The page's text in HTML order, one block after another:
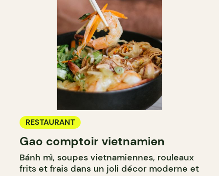
RESTAURANT
Gao comptoir vietnamien
Bánh mì, soupes vietnamiennes, rouleaux
frits et frais dans un joli décor moderne et